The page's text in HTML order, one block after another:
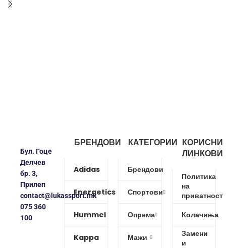
Бул. Гоце
Делчев
бр. 3,
Прилеп
contact@lukassport.mk
075 360
100
БРЕНДОВИ
Adidas
Energetics
Hummel
Kappa
КАТЕГОРИИ
Брендови
Спортови
Опрема
Мажи
КОРИСНИ
ЛИНКОВИ
Политика
на
приватност
Колачиња
Замени
и